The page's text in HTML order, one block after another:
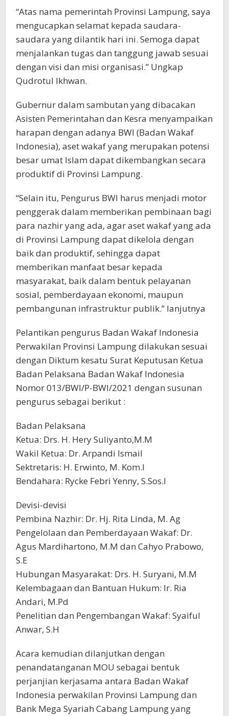
“Atas nama pemerintah Provinsi Lampung, saya
mengucapkan selamat kepada saudara-
saudara yang dilantik hari ini. Semoga dapat
menjalankan tugas dan tanggung jawab sesuai
dengan visi dan misi organisasi.” Ungkap
Qudrotul Ikhwan.
Gubernur dalam sambutan yang dibacakan
Asisten Pemerintahan dan Kesra menyampaikan
harapan dengan adanya BWI (Badan Wakaf
Indonesia), aset wakaf yang merupakan potensi
besar umat Islam dapat dikembangkan secara
produktif di Provinsi Lampung.
“Selain itu, Pengurus BWI harus menjadi motor
penggerak dalam memberikan pembinaan bagi
para nazhir yang ada, agar aset wakaf yang ada
di Provinsi Lampung dapat dikelola dengan
baik dan produktif, sehingga dapat
memberikan manfaat besar kepada
masyarakat, baik dalam bentuk pelayanan
sosial, pemberdayaan ekonomi, maupun
pembangunan infrastruktur publik.” lanjutnya
Pelantikan pengurus Badan Wakaf Indonesia
Perwakilan Provinsi Lampung dilakukan sesuai
dengan Diktum kesatu Surat Keputusan Ketua
Badan Pelaksana Badan Wakaf Indonesia
Nomor 013/BWI/P-BWI/2021 dengan susunan
pengurus sebagai berikut :
Badan Pelaksana
Ketua: Drs. H. Hery Suliyanto,M.M
Wakil Ketua: Dr. Arpandi Ismail
Sektretaris: H. Erwinto, M. Kom.I
Bendahara: Rycke Febri Yenny, S.Sos.I
Devisi-devisi
Pembina Nazhir: Dr. Hj. Rita Linda, M. Ag
Pengelolaan dan Pemberdayaan Wakaf: Dr.
Agus Mardihartono, M.M dan Cahyo Prabowo,
S.E
Hubungan Masyarakat: Drs. H. Suryani, M.M
Kelembagaan dan Bantuan Hukum: Ir. Ria
Andari, M.Pd
Penelitian dan Pengembangan Wakaf: Syaiful
Anwar, S.H
Acara kemudian dilanjutkan dengan
penandatanganan MOU sebagai bentuk
perjanjian kerjasama antara Badan Wakaf
Indonesia perwakilan Provinsi Lampung dan
Bank Mega Syariah Cabang Lampung yang